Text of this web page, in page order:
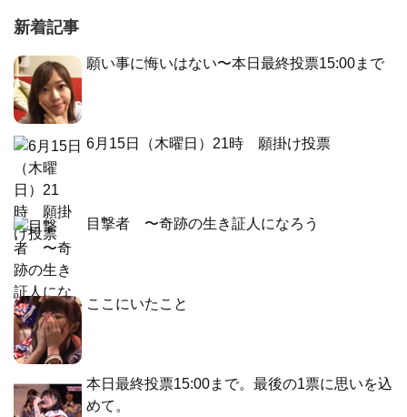
新着記事
願い事に悔いはない〜本日最終投票15:00まで
6月15日（木曜日）21時 願掛け投票
目撃者 〜奇跡の生き証人になろう
ここにいたこと
本日最終投票15:00まで。最後の1票に思いを込
めて。